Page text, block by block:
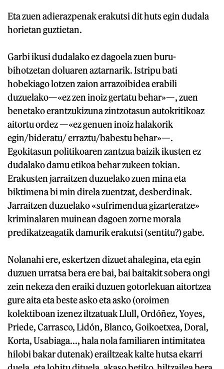
Eta zuen adierazpenak erakutsi dit huts egin dudala
horietan guztietan.
Garbi ikusi dudalako ez dagoela zuen buru-
bihotzetan doluaren aztarnarik. Istripu bati
hobekiago lotzen zaion arrazoibidea erabili
duzuelako—«ez zen inoiz gertatu behar»—, zuen
benetako erantzukizuna zintzotasun autokritikoaz
aitortu ordez —«ez genuen inoiz halakorik
egin/bideratu/ erraztu/babestu behar»—.
Egokitasun politikoaren zantzua baizik ikusten ez
dudalako damu etikoa behar zukeen tokian.
Erakusten jarraitzen duzuelako zuen mina eta
biktimena bi min direla zuentzat, desberdinak.
Jarraitzen duzuelako «sufrimendua gizarteratze»
kriminalaren muinean dagoen zorne morala
predikatzeagatik damurik erakutsi (sentitu?) gabe.
Nolanahi ere, eskertzen dizuet ahalegina, eta egin
duzuen urratsa bera ere bai, bai baitakit sobera ongi
zein nekeza den eraiki duzuen gotorlekuan aitortzea
gure aita eta beste asko eta asko (oroimen
kolektiboan izenez iltzatuak Llull, Ordóñez, Yoyes,
Priede, Carrasco, Lidón, Blanco, Goikoetxea, Doral,
Korta, Usabiaga..., hala nola familiaren intimitatea
hilobi bakar dutenak) erailtzeak kalte hutsa ekarri